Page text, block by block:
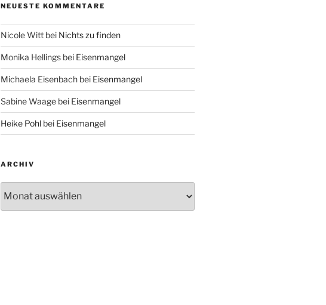
NEUESTE KOMMENTARE
Nicole Wittbei Nichts zu finden
Monika Hellingsbei Eisenmangel
Michaela Eisenbachbei Eisenmangel
Sabine Waagebei Eisenmangel
Heike Pohlbei Eisenmangel
ARCHIV